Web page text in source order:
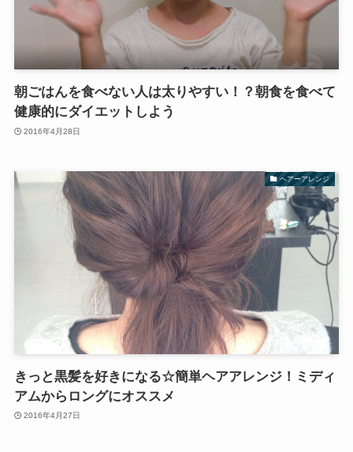
朝ごはんを食べない人は太りやすい！？朝食を食べて
健康的にダイエットしよう
2016年4月28日
ヘアーアレンジ
きっと黒髪を好きになる☆簡単ヘアアレンジ！ミディ
アムからロングにオススメ
2016年4月27日